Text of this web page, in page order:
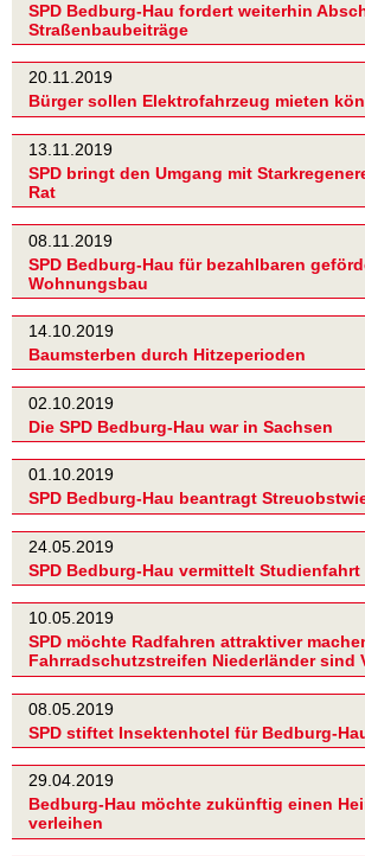
SPD Bedburg-Hau fordert weiterhin
Straßenbaubeiträge
20.11.2019
Bürger sollen Elektrofahrzeug mieten
13.11.2019
SPD bringt den Umgang mit
Rat
08.11.2019
SPD Bedburg-Hau für bezahlbaren
Wohnungsbau
14.10.2019
Baumsterben durch Hitzeperioden
02.10.2019
Die SPD Bedburg-Hau war in Sachsen
01.10.2019
SPD Bedburg-Hau beantragt
24.05.2019
SPD Bedburg-Hau vermittelt Studienfahrt
10.05.2019
SPD möchte Radfahren attraktiver
Fahrradschutzstreifen Niederländer sind
08.05.2019
SPD stiftet Insektenhotel für Bedburg-
29.04.2019
Bedburg-Hau möchte zukünftig einen
verleihen